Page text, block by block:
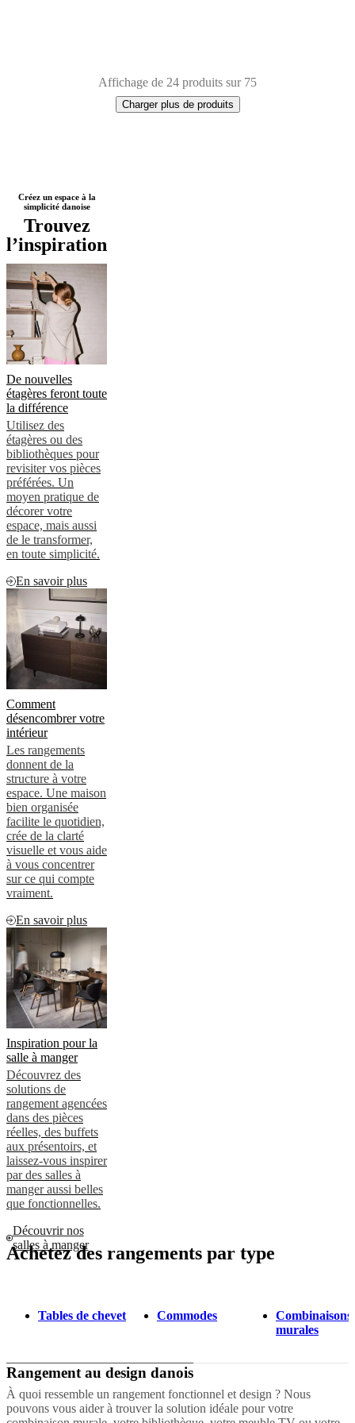
Affichage de 24 produits sur 75
Charger plus de produits
Next
page
MarronBeigeNoir
clairBoisChêneLaqué
Créez un espace à la
simplicité danoise
Trouvez
l’inspiration
De nouvelles
étagères feront toute
la différence
Utilisez des
étagères ou des
bibliothèques pour
revisiter vos pièces
préférées. Un
moyen pratique de
décorer votre
espace, mais aussi
de le transformer,
en toute simplicité.
En savoir plus
Comment
désencombrer votre
intérieur
Les rangements
donnent de la
structure à votre
espace. Une maison
bien organisée
facilite le quotidien,
crée de la clarté
visuelle et vous aide
à vous concentrer
sur ce qui compte
vraiment.
En savoir plus
Inspiration pour la
salle à manger
Découvrez des
solutions de
rangement agencées
dans des pièces
réelles, des buffets
aux présentoirs, et
laissez-vous inspirer
par des salles à
manger aussi belles
que fonctionnelles.
Découvrir nos
salles à manger
Achetez des rangements par type
Tables de chevet Commodes
Combinaisons
murales
Rangement au design danois
À quoi ressemble un rangement fonctionnel et design ? Nous
pouvons vous aider à trouver la solution idéale pour votre